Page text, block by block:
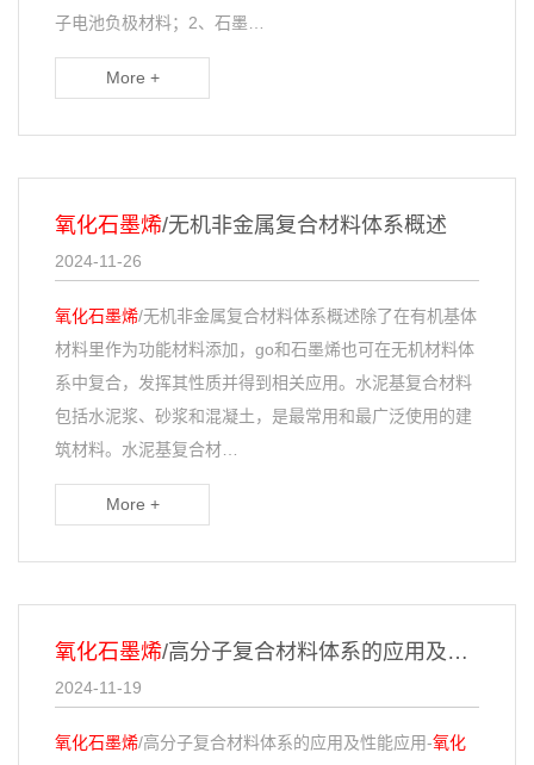
子电池负极材料；2、石墨…
More +
氧化石墨烯/无机非金属复合材料体系概述
2024-11-26
氧化石墨烯/无机非金属复合材料体系概述除了在有机基体
材料里作为功能材料添加，go和石墨烯也可在无机材料体
系中复合，发挥其性质并得到相关应用。水泥基复合材料
包括水泥浆、砂浆和混凝土，是最常用和最广泛使用的建
筑材料。水泥基复合材…
More +
氧化石墨烯/高分子复合材料体系的应用及性能
2024-11-19
氧化石墨烯/高分子复合材料体系的应用及性能应用-氧化